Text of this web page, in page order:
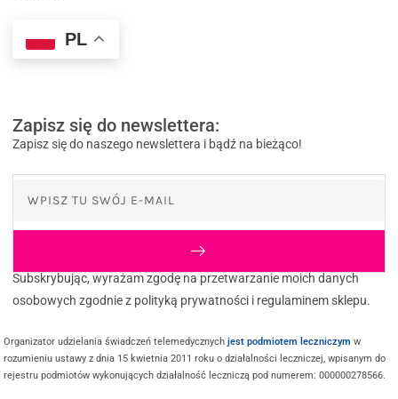
PL
Zapisz się do newslettera:
Zapisz się do naszego newslettera i bądź na bieżąco!
Subskrybując, wyrażam zgodę na przetwarzanie moich danych
osobowych zgodnie z polityką prywatności i regulaminem sklepu.
Organizator udzielania świadczeń telemedycznychjest podmiotem leczniczym w
rozumieniu ustawy z dnia 15 kwietnia 2011 roku o działalności leczniczej, wpisanym do
rejestru podmiotów wykonujących działalność leczniczą pod numerem: 000000278566.